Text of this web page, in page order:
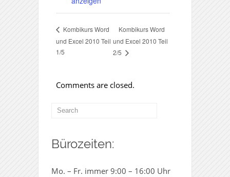
Kombikurs Word
und Excel 2010 Teil
1/5
Kombikurs Word
und Excel 2010 Teil
2/5
Comments are closed.
Bürozeiten:
Mo. – Fr. immer 9:00 – 16:00 Uhr